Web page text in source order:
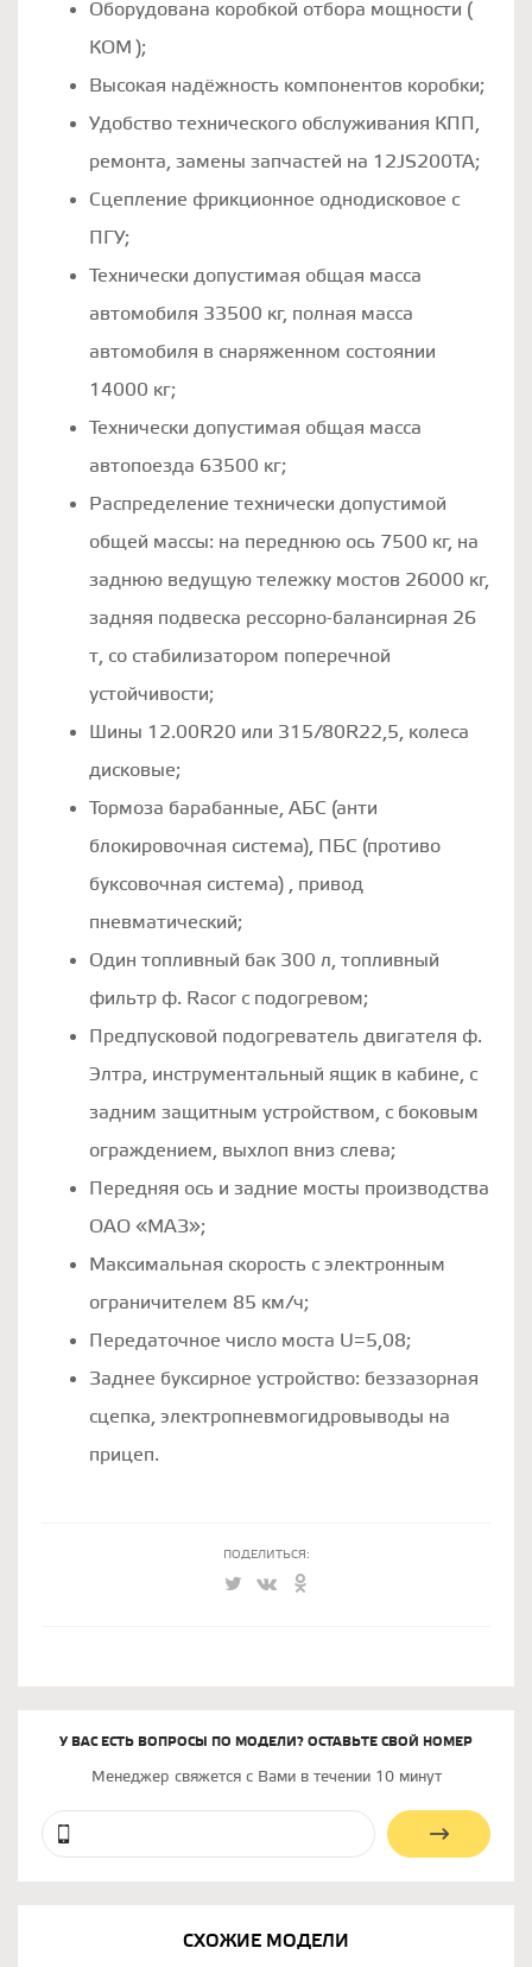
Оборудована коробкой отбора мощности (
КОМ );
Высокая надёжность компонентов коробки;
Удобство технического обслуживания КПП,
ремонта, замены запчастей на 12JS200TA;
Cцепление фрикционное однодисковое с
ПГУ;
Технически допустимая общая масса
автомобиля 33500 кг, полная масса
автомобиля в снаряженном состоянии
14000 кг;
Технически допустимая общая масса
автопоезда 63500 кг;
Распределение технически допустимой
общей массы: на переднюю ось 7500 кг, на
заднюю ведущую тележку мостов 26000 кг,
задняя подвеска рессорно-балансирная 26
т, со стабилизатором поперечной
устойчивости;
Шины 12.00R20 или 315/80R22,5, колеса
дисковые;
Тормоза барабанные, АБС (анти
блокировочная система), ПБС (противо
буксовочная система) , привод
пневматический;
Один топливный бак 300 л, топливный
фильтр ф. Racor с подогревом;
Предпусковой подогреватель двигателя ф.
Элтра, инструментальный ящик в кабине, с
задним защитным устройством, с боковым
ограждением, выхлоп вниз слева;
Передняя ось и задние мосты производства
ОАО «МАЗ»;
Максимальная скорость с электронным
ограничителем 85 км/ч;
Передаточное число моста U=5,08;
Заднее буксирное устройство: беззазорная
сцепка, электропневмогидровыводы на
прицеп.
ПОДЕЛИТЬСЯ:
У ВАС ЕСТЬ ВОПРОСЫ ПО МОДЕЛИ? ОСТАВЬТЕ СВОЙ НОМЕР
Менеджер свяжется с Вами в течении 10 минут
СХОЖИЕ МОДЕЛИ